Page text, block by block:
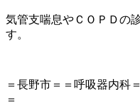
気管支喘息やＣＯＰＤの
す。
＝長野市＝＝呼吸器内科
＝